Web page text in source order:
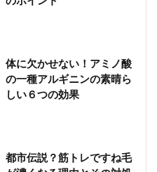
体に欠かせない！アミノ酸
の一種アルギニンの素晴ら
しい６つの効果
都市伝説？筋トレですね毛